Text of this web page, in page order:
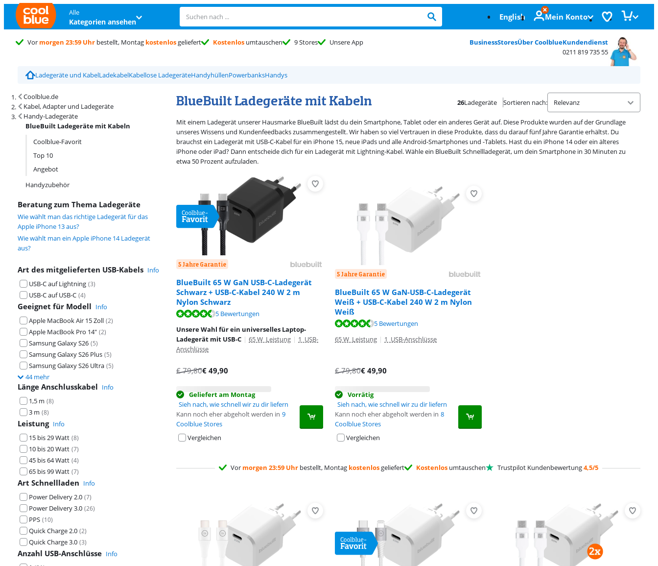
Alle
Kategorien ansehen English Mein Konto
Vor morgen 23:59 Uhr bestellt, Montag kostenlosgeliefert Kostenlos umtauschen 9 Stores
Unsere App
BusinessStoresÜber CoolblueKundendienst
0211 819 735 55
Ladegeräte und KabelLadekabelKabellose LadegeräteHandyhüllenPowerbanksHandys
Coolblue.de
Kabel, Adapter und Ladegeräte
Handy-Ladegeräte
BlueBuilt Ladegeräte mit Kabeln
Coolblue-Favorit
Top 10
Angebot
Handyzubehör
Beratung zum Thema Ladegeräte
Wie wählt man das richtige Ladegerät für das
Apple iPhone 13 aus?
Wie wählt man ein Apple iPhone 14 Ladegerät
aus?
Art des mitgelieferten USB-Kabels Info
USB-C auf Lightning (3)
USB-C auf USB-C (4)
Geeignet für Modell Info
Apple MacBook Air 15 Zoll (2)
Apple MacBook Pro 14" (2)
Samsung Galaxy S26 (5)
Samsung Galaxy S26 Plus (5)
Samsung Galaxy S26 Ultra (5)
44 mehr
Länge Anschlusskabel Info
1,5 m (8)
3 m (8)
Leistung Info
15 bis 29 Watt (8)
10 bis 20 Watt (7)
45 bis 64 Watt (4)
65 bis 99 Watt (7)
Art Schnellladen Info
Power Delivery 2.0 (7)
Power Delivery 3.0 (26)
PPS (10)
Quick Charge 2.0 (2)
Quick Charge 3.0 (3)
Anzahl USB-Anschlüsse Info
BlueBuilt Ladegeräte mit Kabeln
Suchergebnisse und Sortierung
26Ladegeräte Sortieren nach:
Mit einem Ladegerät unserer Hausmarke BlueBuilt lädst du dein Smartphone, Tablet oder ein anderes Gerät auf. Diese Produkte wurden auf der Grundlage
unseres Wissens und Kundenfeedbacks zusammengestellt. Wir haben so viel Vertrauen in diese Produkte, dass du darauf fünf Jahre Garantie erhältst. Du
brauchst ein Ladegerät mit USB-C-Kabel für ein iPhone 15, neue iPads und alle Android-Smartphones und -Tablets. Hast du ein iPhone 14 oder ein älteres
iPhone oder iPad? Dann entscheide dich für ein Ladegerät mit Lightning-Kabel. Wähle ein BlueBuilt Schnellladegerät, um dein Smartphone in 30 Minuten zu
etwa 50 Prozent aufzuladen.
5 Jahre Garantie
BlueBuilt 65 W GaN USB-C-Ladegerät
Schwarz + USB-C-Kabel 240 W 2 m
Nylon Schwarz
Bewertet mit 9,0 von 10, basierend auf 5 Bewertungen.
5 Bewertungen
Unsere Wahl für ein universelles Laptop-
Ladegerät mit USB-C | 65 W Leistung | 1 USB-
Anschlüsse
€79,80€ 49,90
Geliefert am Montag
Sieh nach, wie schnell wir zu dir liefern
Kann noch eher abgeholt werden in 9
Coolblue Stores
Vergleichen
5 Jahre Garantie
BlueBuilt 65 W GaN-USB-C-Ladegerät
Weiß + USB-C-Kabel 240 W 2 m Nylon
Weiß
5 Bewertungen
65 W Leistung | 1 USB-Anschlüsse
€79,80€ 49,90
Vorrätig
Sieh nach, wie schnell wir zu dir liefern
Kann noch eher abgeholt werden in 8
Coolblue Stores
Vergleichen
Vor morgen 23:59 Uhrbestellt, Montag kostenlosgeliefert Kostenlosumtauschen Trustpilot Kundenbewertung4,5/5